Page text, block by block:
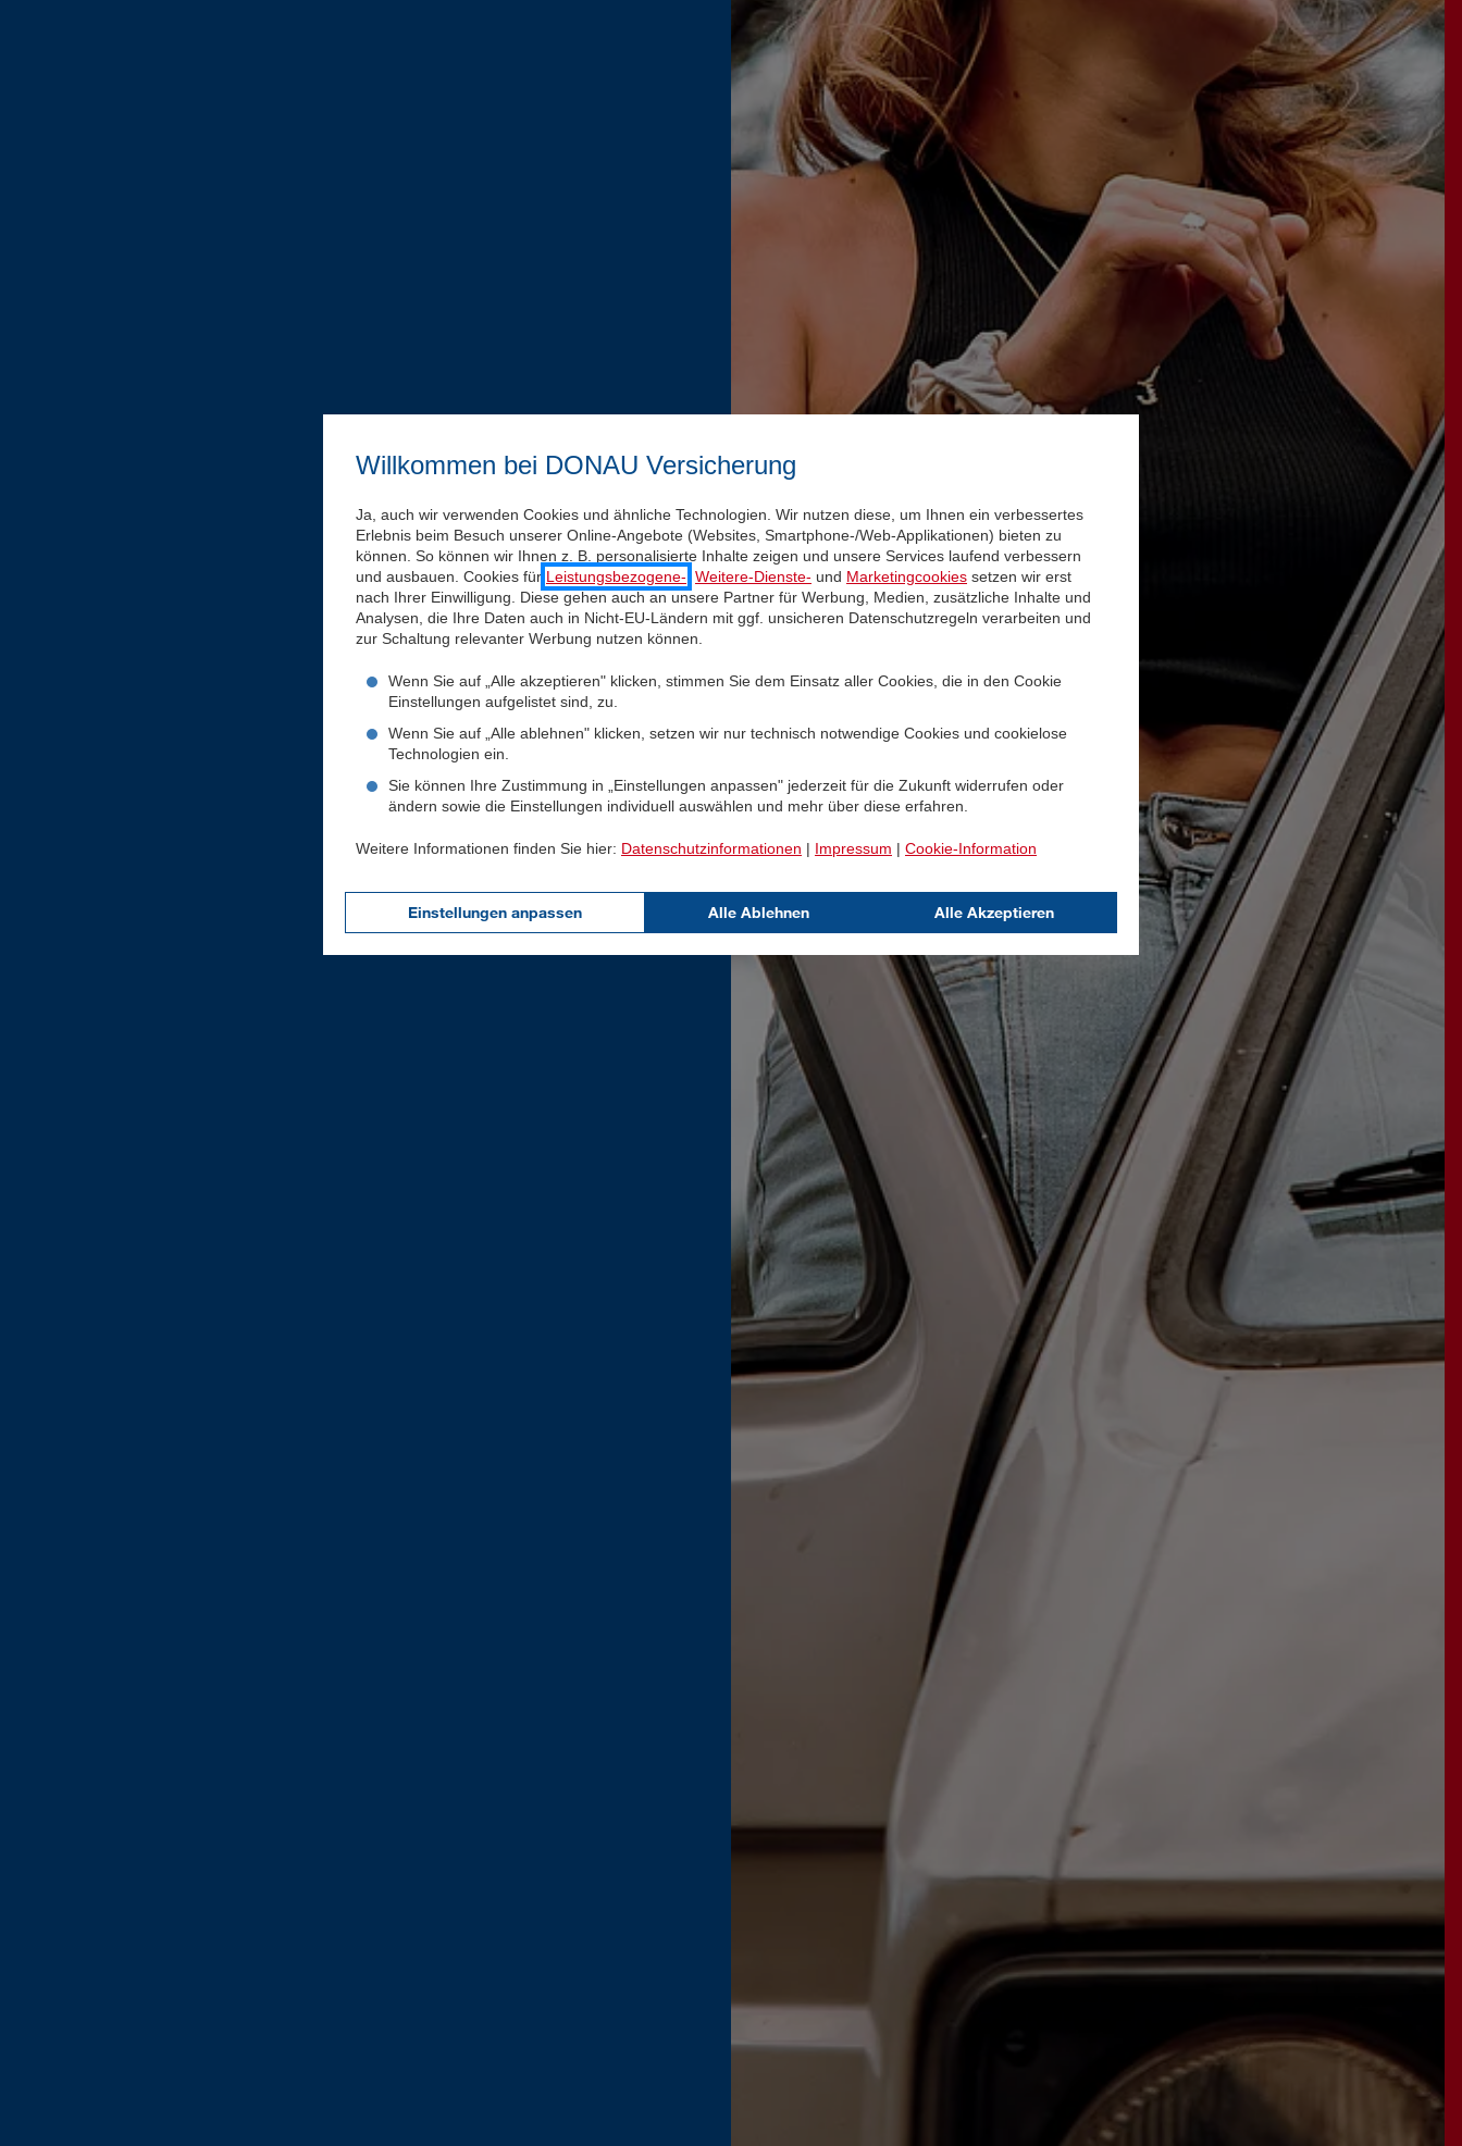
Willkommen bei DONAU Versicherung
Ja, auch wir verwenden Cookies und ähnliche Technologien. Wir nutzen diese, um Ihnen ein verbessertes
Erlebnis beim Besuch unserer Online-Angebote (Websites, Smartphone-/Web-Applikationen) bieten zu
können. So können wir Ihnen z. B. personalisierte Inhalte zeigen und unsere Services laufend verbessern
und ausbauen. Cookies für Leistungsbezogene- Weitere-Dienste- und Marketingcookies setzen wir erst
nach Ihrer Einwilligung. Diese gehen auch an unsere Partner für Werbung, Medien, zusätzliche Inhalte und
Analysen, die Ihre Daten auch in Nicht-EU-Ländern mit ggf. unsicheren Datenschutzregeln verarbeiten und
zur Schaltung relevanter Werbung nutzen können.
Wenn Sie auf „Alle akzeptieren" klicken, stimmen Sie dem Einsatz aller Cookies, die in den Cookie
Einstellungen aufgelistet sind, zu.
Wenn Sie auf „Alle ablehnen" klicken, setzen wir nur technisch notwendige Cookies und cookielose
Technologien ein.
Sie können Ihre Zustimmung in „Einstellungen anpassen" jederzeit für die Zukunft widerrufen oder
ändern sowie die Einstellungen individuell auswählen und mehr über diese erfahren.
Weitere Informationen finden Sie hier: Datenschutzinformationen | Impressum | Cookie-Information
Einstellungen anpassen Alle Ablehnen Alle Akzeptieren